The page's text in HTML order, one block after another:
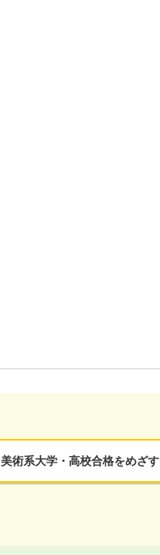
美術系大学・高校合格をめざす